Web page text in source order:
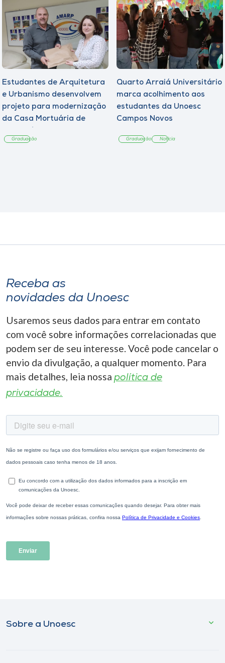
Estudantes de Arquitetura
e Urbanismo desenvolvem
projeto para modernização
da Casa Mortuária de
Graduação
Quarto Arraiá Universitário
marca acolhimento aos
estudantes da Unoesc
Campos Novos
Graduação Notícia
Receba as
novidades da Unoesc
Usaremos seus dados para entrar em contato
com você sobre informações correlacionadas que
podem ser de seu interesse. Você pode cancelar o
envio da divulgação, a qualquer momento. Para
mais detalhes, leia nossa política de
privacidade.
Sobre a Unoesc